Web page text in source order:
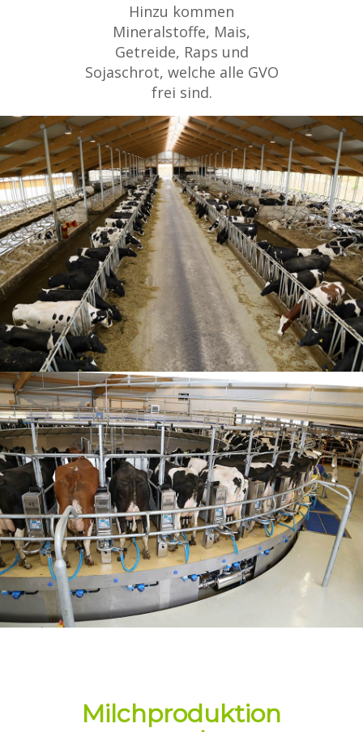
Hinzu kommen
Mineralstoffe, Mais,
Getreide, Raps und
Sojaschrot, welche alle GVO
frei sind.
Milchproduktion